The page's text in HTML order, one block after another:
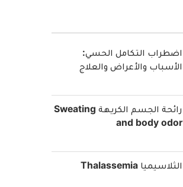
اضطراب التكامل الحسي:
الأسباب والأعراض والعلاج
رائحة الجسم الكريهة Sweating
and body odor
الثلاسيميا Thalassemia